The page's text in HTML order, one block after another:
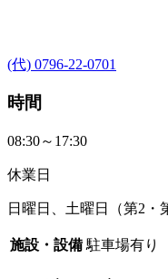
(代) 0796-22-0701
時間
08:30～17:30
休業日
日曜日、土曜日（第2・
施設・設備 駐車場有り